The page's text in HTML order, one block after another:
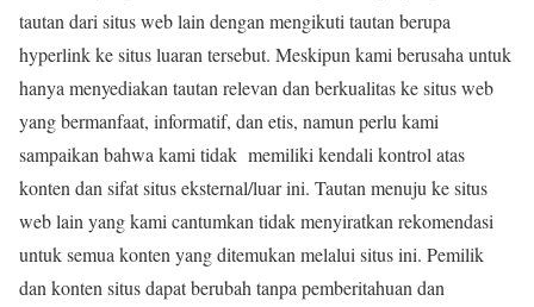
tautan dari situs web lain dengan mengikuti tautan berupa
hyperlink ke situs luaran tersebut. Meskipun kami berusaha untuk
hanya menyediakan tautan relevan dan berkualitas ke situs web
yang bermanfaat, informatif, dan etis, namun perlu kami
sampaikan bahwa kami tidak memiliki kendali kontrol atas
konten dan sifat situs eksternal/luar ini. Tautan menuju ke situs
web lain yang kami cantumkan tidak menyiratkan rekomendasi
untuk semua konten yang ditemukan melalui situs ini. Pemilik
dan konten situs dapat berubah tanpa pemberitahuan dan